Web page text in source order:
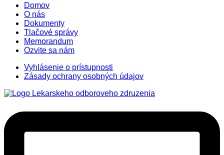
Domov
O nás
Dokumenty
Tlačové správy
Memorandum
Ozvite sa nám
Vyhlásenie o prístupnosti
Zásady ochrany osobných údajov